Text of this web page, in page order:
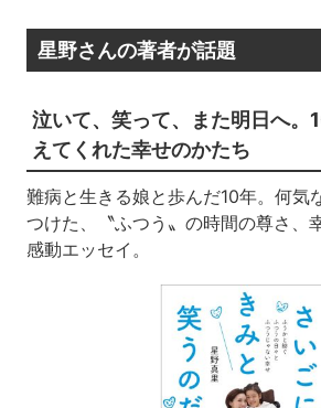
星野さんの著者が話題
泣いて、笑って、また明日へ。
えてくれた幸せのかたち
難病と生きる娘と歩んだ10年。何気
つけた、〝ふつう〟の時間の尊さ、
感動エッセイ。